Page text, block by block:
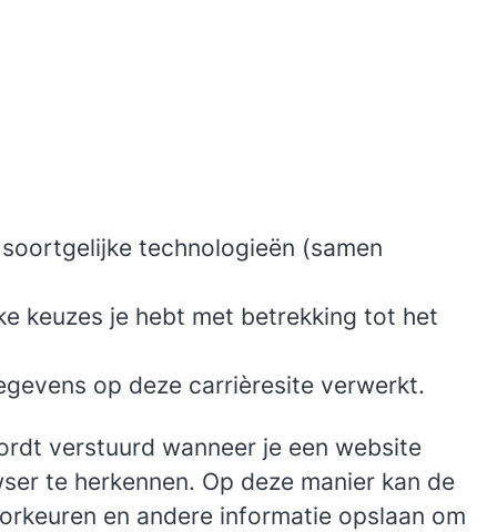
technologieën (samen
keuzes je hebt met betrekking tot het
op deze carrièresite verwerkt.
verstuurd wanneer je een website
te herkennen. Op deze manier kan de
en andere informatie opslaan om